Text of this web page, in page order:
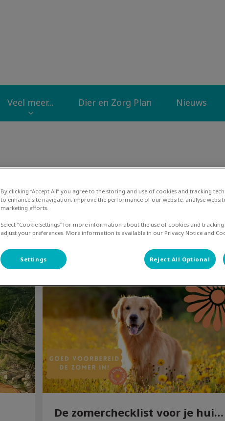
Veel meer... Dier en Zorg Plan Nieuws
Filteren met
De zomerchecklist voor je huisdier
De zomerchecklist voor je huisdier
By clicking “Accept All” you agree to the storing and use of cookies and tracking
to enhance site navigation, improve the performance of our website, analyse
marketing efforts.
Select “Cookie Settings” for more information about the use of cookies and
adjust your preferences. More information is available in our Privacy Notice and
Settings Reject All Optional